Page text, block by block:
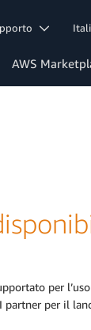
AWS
per
per il